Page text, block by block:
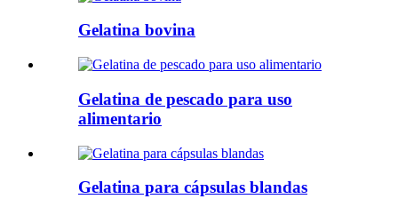
Gelatina bovina
Gelatina de pescado para uso
alimentario
Gelatina para cápsulas blandas